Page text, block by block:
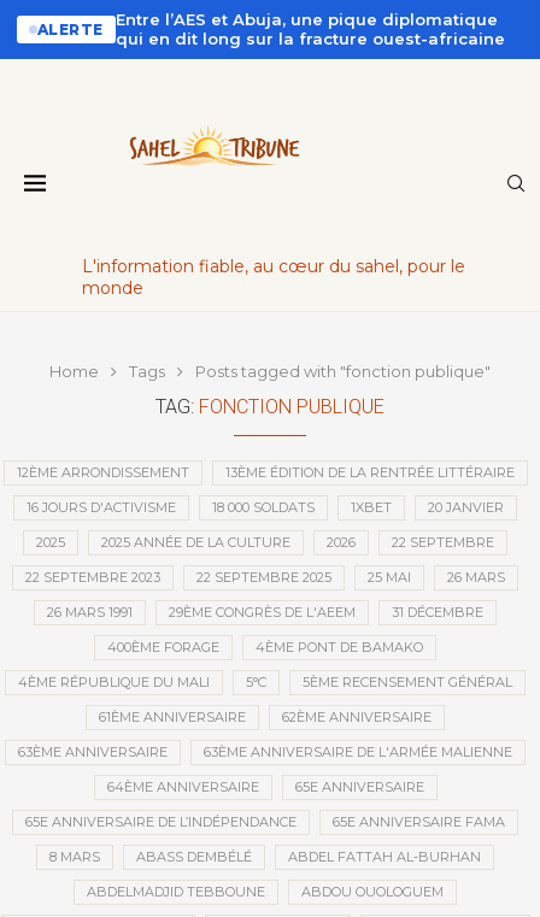
ALERTE
Entre l’AES et Abuja, une pique diplomatique
qui en dit long sur la fracture ouest-africaine
L'information fiable, au cœur du sahel, pour le
monde
Home Tags Posts tagged with "fonction publique"
TAG: FONCTION PUBLIQUE
12ÈME ARRONDISSEMENT 13ÈME ÉDITION DE LA RENTRÉE LITTÉRAIRE
16 JOURS D'ACTIVISME 18 000 SOLDATS 1XBET 20 JANVIER
2025 2025 ANNÉE DE LA CULTURE 2026 22 SEPTEMBRE
22 SEPTEMBRE 2023 22 SEPTEMBRE 2025 25 MAI 26 MARS
26 MARS 1991 29ÈME CONGRÈS DE L'AEEM 31 DÉCEMBRE
400ÈME FORAGE 4ÈME PONT DE BAMAKO
4ÈME RÉPUBLIQUE DU MALI 5°C 5ÈME RECENSEMENT GÉNÉRAL
61ÈME ANNIVERSAIRE 62ÈME ANNIVERSAIRE
63ÈME ANNIVERSAIRE 63ÈME ANNIVERSAIRE DE L'ARMÉE MALIENNE
64ÈME ANNIVERSAIRE 65E ANNIVERSAIRE
65E ANNIVERSAIRE DE L’INDÉPENDANCE 65E ANNIVERSAIRE FAMA
8 MARS ABASS DEMBÉLÉ ABDEL FATTAH AL-BURHAN
ABDELMADJID TEBBOUNE ABDOU OUOLOGUEM